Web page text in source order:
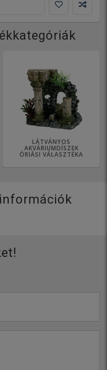
LÁTVÁNYOS
AKVÁRIUMDÍSZEK
ÓRIÁSI VÁLASZTÉKA